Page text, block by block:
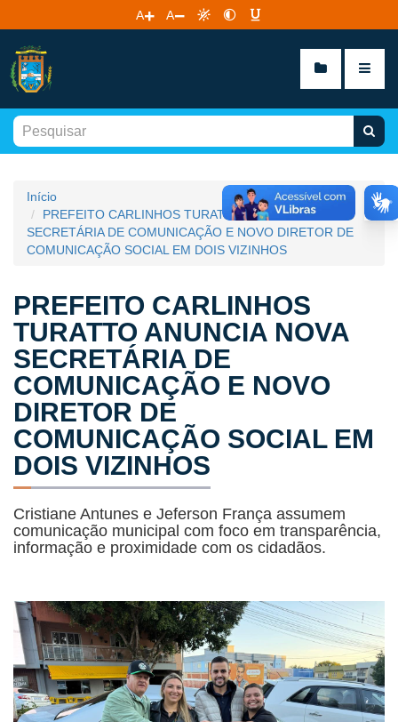
A A
Início
PREFEITO CARLINHOS TURATTO ANUNCIA NOVA
SECRETÁRIA DE COMUNICAÇÃO E NOVO DIRETOR DE
COMUNICAÇÃO SOCIAL EM DOIS VIZINHOS
PREFEITO CARLINHOS
TURATTO ANUNCIA NOVA
SECRETÁRIA DE
COMUNICAÇÃO E NOVO
DIRETOR DE
COMUNICAÇÃO SOCIAL EM
DOIS VIZINHOS
Cristiane Antunes e Jeferson França assumem
comunicação municipal com foco em transparência,
informação e proximidade com os cidadãos.